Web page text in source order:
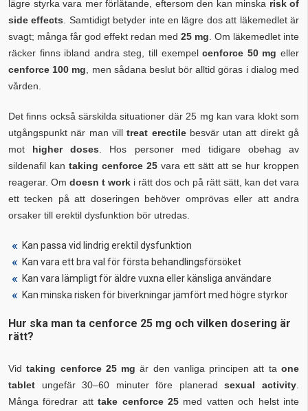
lägre styrka vara mer förlåtande, eftersom den kan minska risk of
side effects . Samtidigt betyder inte en lägre dos att läkemedlet är
svagt; många får god effekt redan med 25 mg . Om läkemedlet inte
räcker finns ibland andra steg, till exempelcenforce 50 mg eller
cenforce 100 mg , men sådana beslut bör alltid göras i dialog med
vården.
Det finns också särskilda situationer där 25 mg kan vara klokt som
utgångspunkt när man villtreat erectilebesvär utan att direkt gå
mot higher doses . Hos personer med tidigare obehag av
sildenafil kan taking cenforce 25 vara ett sätt att se hur kroppen
reagerar. Om doesn t work i rätt dos och på rätt sätt, kan det vara
ett tecken på att doseringen behöver omprövas eller att andra
orsaker till erektil dysfunktion bör utredas.
Kan passa vid lindrig erektil dysfunktion
Kan vara ett bra val för första behandlingsförsöket
Kan vara lämpligt för äldre vuxna eller känsliga användare
Kan minska risken för biverkningar jämfört med högre styrkor
Hur ska man ta cenforce 25 mg och vilken dosering är
rätt?
Vidtaking cenforce 25 mg är den vanliga principen att taone
tablet ungefär 30–60 minuter före planeradsexual activity
Många föredrar atttake cenforce 25 med vatten och helst inte